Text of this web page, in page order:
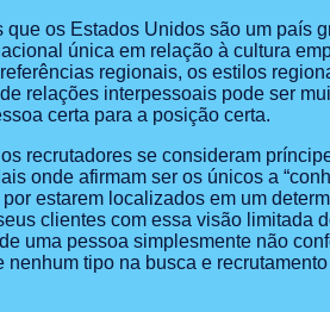
que os Estados Unidos são um país
única em relação à cultura
regionais, os estilos
relações interpessoais pode ser
certa para a posição certa.
recrutadores se consideram
onde afirmam ser os únicos a
estarem localizados em um
clientes com essa visão limitada
uma pessoa simplesmente não
nenhum tipo na busca e